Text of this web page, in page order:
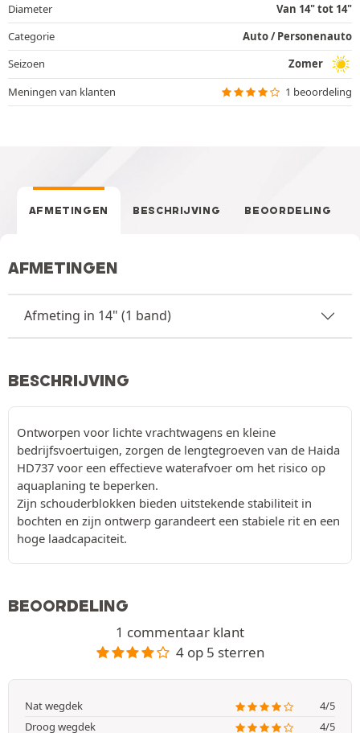
Diameter
Van 14" tot 14"
Categorie
Auto / Personenauto
Seizoen
Zomer
Meningen van klanten
1 beoordeling
AFMETINGEN BESCHRIJVING BEOORDELING
AFMETINGEN
Afmeting in 14" (1 band)
BESCHRIJVING
Ontworpen voor lichte vrachtwagens en kleine
bedrijfsvoertuigen, zorgen de lengtegroeven van de Haida
HD737 voor een effectieve waterafvoer om het risico op
aquaplaning te beperken.
Zijn schouderblokken bieden uitstekende stabiliteit in
bochten en zijn ontwerp garandeert een stabiele rit en een
hoge laadcapaciteit.
BEOORDELING
1 commentaar klant
4 op 5 sterren
Nat wegdek
4/5
Droog wegdek
4/5